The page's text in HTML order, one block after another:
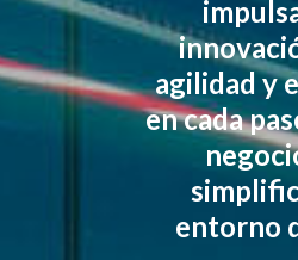
agilidad y
en cada
entorno